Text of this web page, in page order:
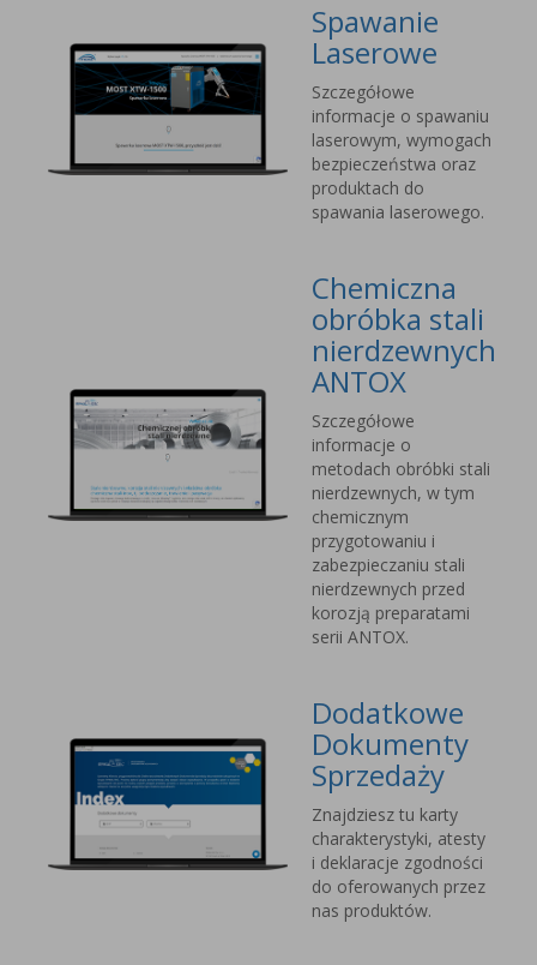
Spawanie
Laserowe
Szczegółowe
informacje o spawaniu
laserowym, wymogach
bezpieczeństwa oraz
produktach do
spawania laserowego.
Chemiczna
obróbka stali
nierdzewnych
ANTOX
Szczegółowe
informacje o
metodach obróbki stali
nierdzewnych, w tym
chemicznym
przygotowaniu i
zabezpieczaniu stali
nierdzewnych przed
korozją preparatami
serii ANTOX.
Dodatkowe
Dokumenty
Sprzedaży
Znajdziesz tu karty
charakterystyki, atesty
i deklaracje zgodności
do oferowanych przez
nas produktów.